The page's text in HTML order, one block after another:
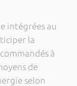
intégrées au
la
à
de
selon